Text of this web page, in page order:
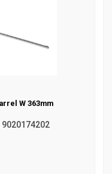
W 363mm
9020174202